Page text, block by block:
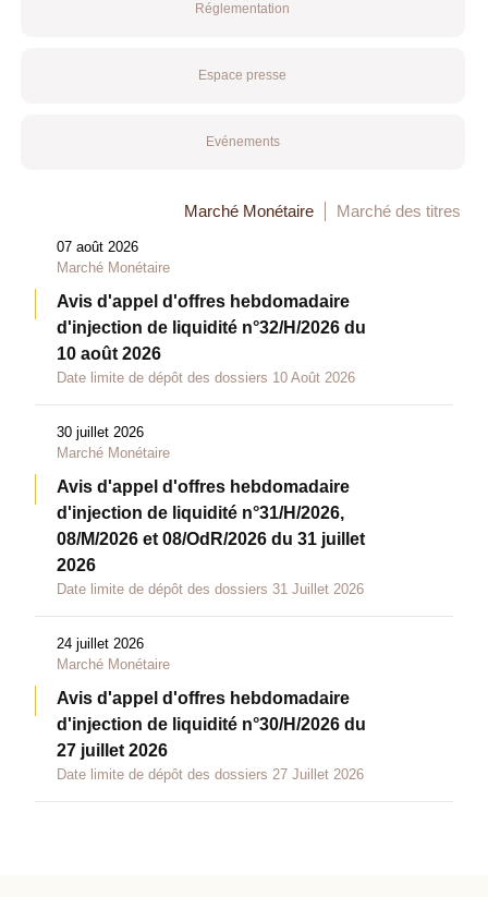
Réglementation
Espace presse
Evénements
Marché Monétaire Marché des titres
07 août 2026
Marché Monétaire
Avis d'appel d'offres hebdomadaire
d'injection de liquidité n°32/H/2026 du
10 août 2026
Date limite de dépôt des dossiers 10 Août 2026
30 juillet 2026
Marché Monétaire
Avis d'appel d'offres hebdomadaire
d'injection de liquidité n°31/H/2026,
08/M/2026 et 08/OdR/2026 du 31 juillet
2026
Date limite de dépôt des dossiers 31 Juillet 2026
24 juillet 2026
Marché Monétaire
Avis d'appel d'offres hebdomadaire
d'injection de liquidité n°30/H/2026 du
27 juillet 2026
Date limite de dépôt des dossiers 27 Juillet 2026